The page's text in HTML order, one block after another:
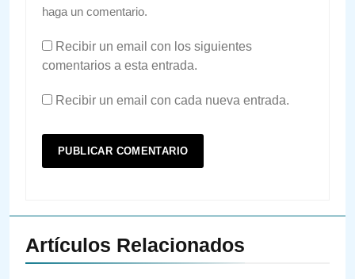
haga un comentario.
Recibir un email con los siguientes
comentarios a esta entrada.
Recibir un email con cada nueva entrada.
Artículos Relacionados